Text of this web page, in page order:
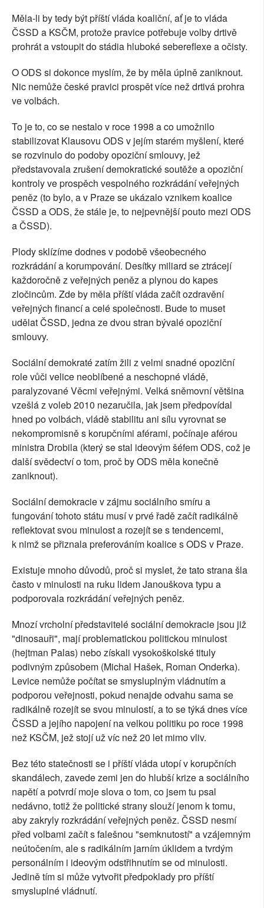
Měla-li by tedy být příští vláda koaliční, ať je to vláda
ČSSD a KSČM, protože pravice potřebuje volby drtivě
prohrát a vstoupit do stádia hluboké sebereflexe a očisty.
O ODS si dokonce myslím, že by měla úplně zaniknout.
Nic nemůže české pravici prospět více než drtivá prohra
ve volbách.
To je to, co se nestalo v roce 1998 a co umožnilo
stabilizovat Klausovu ODS v jejím starém myšlení, které
se rozvinulo do podoby opoziční smlouvy, jež
představovala zrušení demokratické soutěže a opoziční
kontroly ve prospěch vespolného rozkrádání veřejných
peněz (to bylo, a v Praze se ukázalo vznikem koalice
ČSSD a ODS, že stále je, to nejpevnější pouto mezi ODS
a ČSSD).
Plody sklízíme dodnes v podobě všeobecného
rozkrádání a korumpování. Desítky miliard se ztrácejí
každoročně z veřejných peněz a plynou do kapes
zločincům. Zde by měla příští vláda začít ozdravění
veřejných financí a celé společnosti. Bude to muset
udělat ČSSD, jedna ze dvou stran bývalé opoziční
smlouvy.
Sociální demokraté zatím žili z velmi snadné opoziční
role vůči velice neoblíbené a neschopné vládě,
paralyzované Věcmi veřejnými. Velká sněmovní většina
vzešlá z voleb 2010 nezaručila, jak jsem předpovídal
hned po volbách, vládě stabilitu ani sílu vyrovnat se
nekompromisně s korupčními aférami, počínaje aférou
ministra Drobila (který se stal ideovým šéfem ODS, což je
další svědectví o tom, proč by ODS měla konečně
zaniknout).
Sociální demokracie v zájmu sociálního smíru a
fungování tohoto státu musí v prvé řadě začít radikálně
reflektovat svou minulost a rozejít se s tendencemi,
k nimž se přiznala preferováním koalice s ODS v Praze.
Existuje mnoho důvodů, proč si myslet, že tato strana šla
často v minulosti na ruku lidem Janouškova typu a
podporovala rozkrádání veřejných peněz.
Mnozí vrcholní představitelé sociální demokracie jsou již
"dinosauři", mají problematickou politickou minulost
(hejtman Palas) nebo získali vysokoškolské tituly
podivným způsobem (Michal Hašek, Roman Onderka).
Levice nemůže počítat se smysluplným vládnutím a
podporou veřejnosti, pokud nenajde odvahu sama se
radikálně rozejít se svou minulostí, a to se týká dnes více
ČSSD a jejího napojení na velkou politiku po roce 1998
než KSČM, jež stojí už víc než 20 let mimo vliv.
Bez této statečnosti se i příští vláda utopí v korupčních
skandálech, zavede zemi jen do hlubší krize a sociálního
napětí a potvrdí moje slova o tom, co jsem tu psal
nedávno, totiž že politické strany slouží jenom k tomu,
aby zakryly rozkrádání veřejných peněz. ČSSD nesmí
před volbami začít s falešnou "semknutostí" a vzájemným
neútočením, ale s radikálním jarním úklidem a tvrdým
personálním i ideovým odstřihnutím se od minulosti.
Jedině tím si může vytvořit předpoklady pro příští
smysluplné vládnutí.